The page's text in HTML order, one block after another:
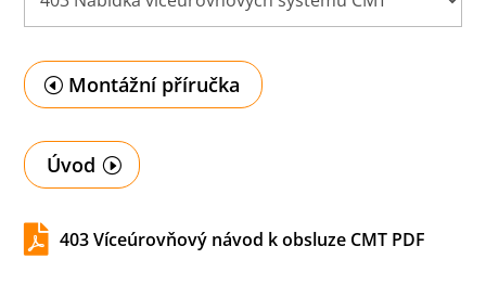
Montážní příručka
Úvod
 403 Víceúrovňový návod k obsluze CMT PDF